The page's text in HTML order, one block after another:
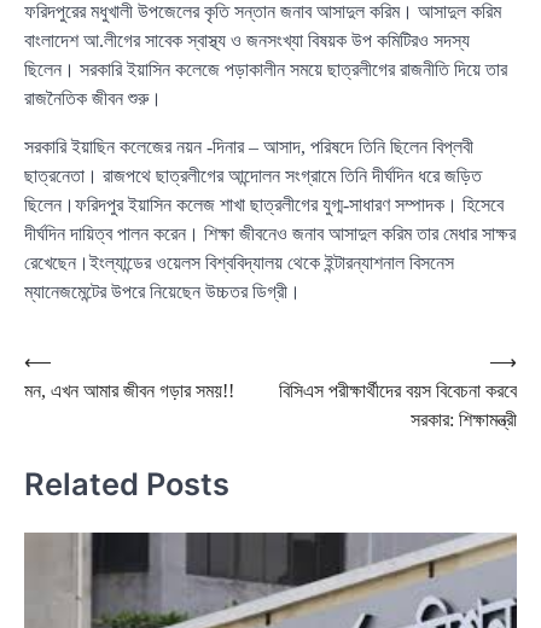
ফরিদপুরের মধুখালী উপজেলের কৃতি সন্তান জনাব আসাদুল করিম। আসাদুল করিম
বাংলাদেশ আ.লীগের সাবেক স্বাস্থ্য ও জনসংখ্যা বিষয়ক উপ কমিটিরও সদস্য
ছিলেন। সরকারি ইয়াসিন কলেজে পড়াকালীন সময়ে ছাত্রলীগের রাজনীতি দিয়ে তার
রাজনৈতিক জীবন শুরু।
সরকারি ইয়াছিন কলেজের নয়ন -দিনার – আসাদ, পরিষদে তিনি ছিলেন বিপ্লবী
ছাত্রনেতা। রাজপথে ছাত্রলীগের আন্দোলন সংগ্রামে তিনি দীর্ঘদিন ধরে জড়িত
ছিলেন।ফরিদপুর ইয়াসিন কলেজ শাখা ছাত্রলীগের যুগ্ম-সাধারণ সম্পাদক। হিসেবে
দীর্ঘদিন দায়িত্ব পালন করেন। শিক্ষা জীবনেও জনাব আসাদুল করিম তার মেধার সাক্ষর
রেখেছেন।ইংল্যান্ডের ওয়েলস বিশ্ববিদ্যালয় থেকে ইন্টারন্যাশনাল বিসনেস
ম্যানেজমেন্টের উপরে নিয়েছেন উচ্চতর ডিগ্রী।
Post
navigation
⟵
মন, এখন আমার জীবন গড়ার সময়!!
বিসিএস পরীক্ষার্থীদের বয়স বিবেচনা করবে
সরকার: শিক্ষামন্ত্রী
⟶
Related Posts